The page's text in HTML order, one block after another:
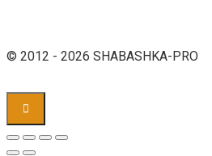
© 2012 - 2026 SHABASHKA-PRO